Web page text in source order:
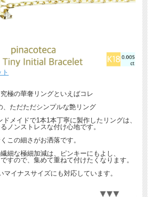
極の華奢リングといえばコレ
、ただただシンプルな艶リング
メイドで1本1本丁寧に製作したリングは、
ノンストレスな付け心地です。
この細さがお洒落です。
細な極細加減は、ピンキーにもよし、
すので、集めて重ねて付けたくなります。
マイナスサイズにも対応しています。